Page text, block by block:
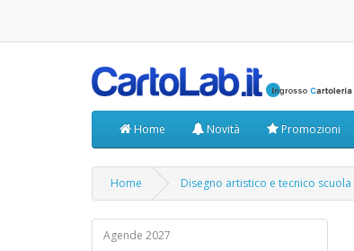
Home Novità Promozioni
Home Disegno artistico e tecnico scuola
Agende 2027